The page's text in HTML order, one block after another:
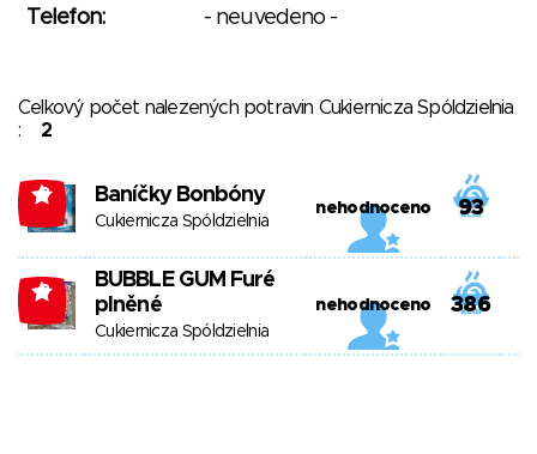
Telefon:
- neuvedeno -
Celkový počet nalezených potravin Cukiernicza Spóldzielnia
: 2
-3 Baníčky Bonbóny
Cukiernicza Spóldzielnia
nehodnoceno 93
-3
BUBBLE GUM Furé
plněné
Cukiernicza Spóldzielnia
nehodnoceno 386